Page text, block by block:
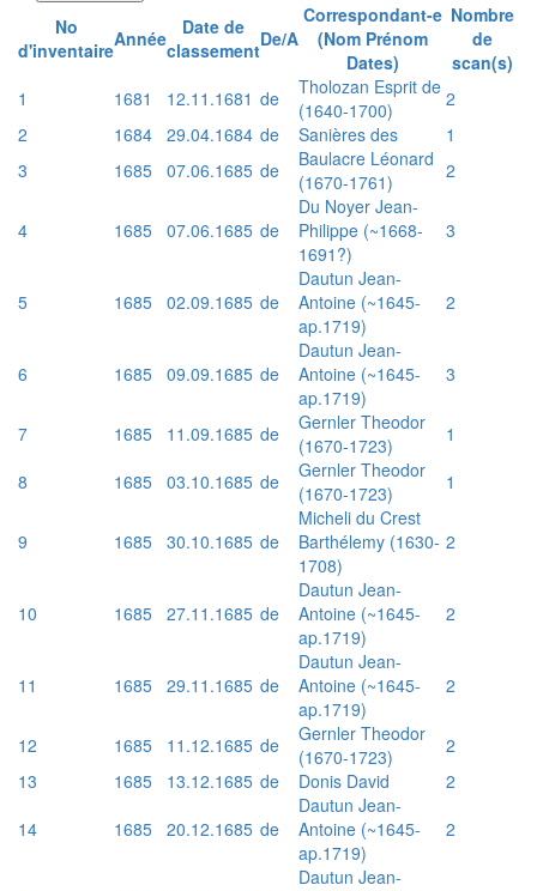
No
d'inventaireAnnée
Date de
classementDe/A
Correspondant-e
(Nom Prénom
Dates)
Nombre
de
scan(s)
1
1681 12.11.1681 de
Tholozan Esprit de
(1640-1700)
2
2
1684 29.04.1684 de Sanières des
1
3
1685 07.06.1685 de
Baulacre Léonard
(1670-1761)
2
4 1685 07.06.1685 de
Du Noyer Jean-
Philippe (~1668-
1691?)
3
5 1685 02.09.1685 de
Dautun Jean-
Antoine (~1645-
ap.1719)
2
6 1685 09.09.1685 de
Dautun Jean-
Antoine (~1645-
ap.1719)
3
7 1685 11.09.1685 de
Gernler Theodor
(1670-1723)
1
8
1685 03.10.1685 de
Gernler Theodor
(1670-1723)
1
9 1685 30.10.1685 de
Micheli du Crest
Barthélemy (1630-
1708)
2
10 1685 27.11.1685 de
Dautun Jean-
Antoine (~1645-
ap.1719)
2
11 1685 29.11.1685 de
Dautun Jean-
Antoine (~1645-
ap.1719)
2
12 1685 11.12.1685 de
Gernler Theodor
(1670-1723)
2
13
1685 13.12.1685 de Donis David
2
14
1685 20.12.1685 de
Dautun Jean-
Antoine (~1645-
ap.1719)
2
Dautun Jean-